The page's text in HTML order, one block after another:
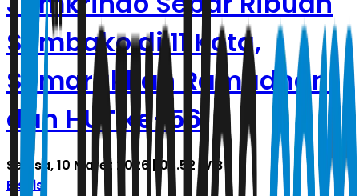
Sembako di 11 Kota,
Semarakkan Ramadhan
dan HUT ke-56
Selasa, 10 Maret 2026 | 03.52 WIB
Bisnis